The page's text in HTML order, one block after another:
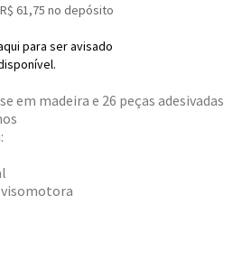
61,75 no depósito
para ser avisado
em madeira e 26 peças adesivadas